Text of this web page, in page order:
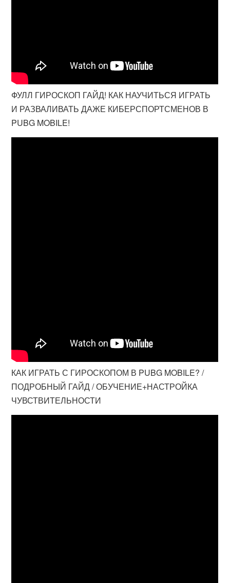
ФУЛЛ ГИРОСКОП ГАЙД! КАК НАУЧИТЬСЯ ИГРАТЬ
И РАЗВАЛИВАТЬ ДАЖЕ КИБЕРСПОРТСМЕНОВ В
PUBG MOBILE!
КАК ИГРАТЬ С ГИРОСКОПОМ В PUBG MOBILE? /
ПОДРОБНЫЙ ГАЙД / ОБУЧЕНИЕ+НАСТРОЙКА
ЧУВСТВИТЕЛЬНОСТИ